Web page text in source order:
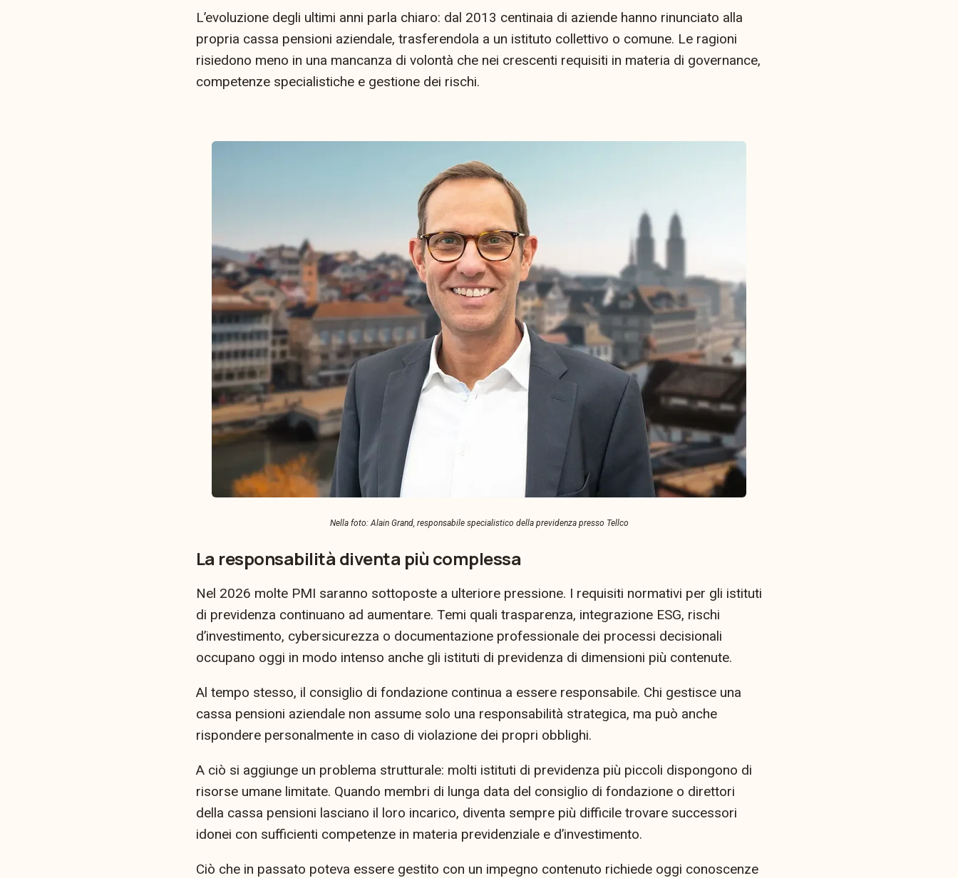
L’evoluzione degli ultimi anni parla chiaro: dal 2013 centinaia di aziende hanno rinunciato alla
propria cassa pensioni aziendale, trasferendola a un istituto collettivo o comune. Le ragioni
risiedono meno in una mancanza di volontà che nei crescenti requisiti in materia di governance,
competenze specialistiche e gestione dei rischi.
Nella foto: Alain Grand, responsabile specialistico della previdenza presso Tellco
La responsabilità diventa più complessa
Nel 2026 molte PMI saranno sottoposte a ulteriore pressione. I requisiti normativi per gli istituti
di previdenza continuano ad aumentare. Temi quali trasparenza, integrazione ESG, rischi
d’investimento, cybersicurezza o documentazione professionale dei processi decisionali
occupano oggi in modo intenso anche gli istituti di previdenza di dimensioni più contenute.
Al tempo stesso, il consiglio di fondazione continua a essere responsabile. Chi gestisce una
cassa pensioni aziendale non assume solo una responsabilità strategica, ma può anche
rispondere personalmente in caso di violazione dei propri obblighi.
A ciò si aggiunge un problema strutturale: molti istituti di previdenza più piccoli dispongono di
risorse umane limitate. Quando membri di lunga data del consiglio di fondazione o direttori
della cassa pensioni lasciano il loro incarico, diventa sempre più difficile trovare successori
idonei con sufficienti competenze in materia previdenziale e d’investimento.
Ciò che in passato poteva essere gestito con un impegno contenuto richiede oggi conoscenze